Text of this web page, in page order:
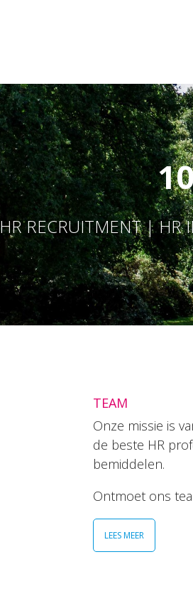
HR RECRUITMENT | HR
TEAM
Onze missie is
de beste HR
bemiddelen.
Ontmoet ons
LEES MEER